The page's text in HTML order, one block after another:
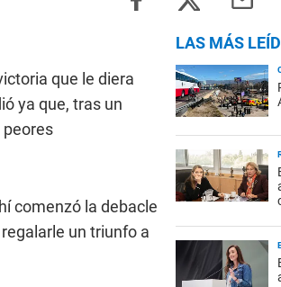
que le diera
ya que, tras un
peores
comenzó la debacle
un triunfo a
LAS MÁS